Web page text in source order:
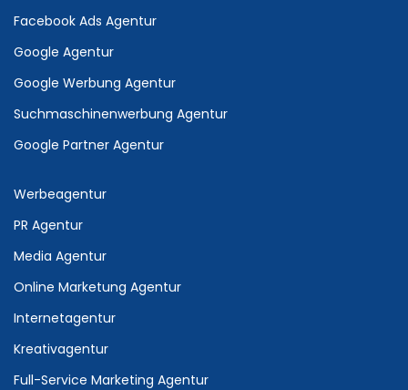
Facebook Ads Agentur
Google Agentur
Google Werbung Agentur
Suchmaschinenwerbung Agentur
Google Partner Agentur
Werbeagentur
PR Agentur
Media Agentur
Online Marketung Agentur
Internetagentur
Kreativagentur
Full-Service Marketing Agentur